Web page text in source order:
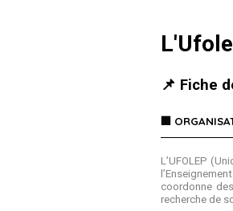
📌
🏢
L’UFOLEP
coordonne
recherche de